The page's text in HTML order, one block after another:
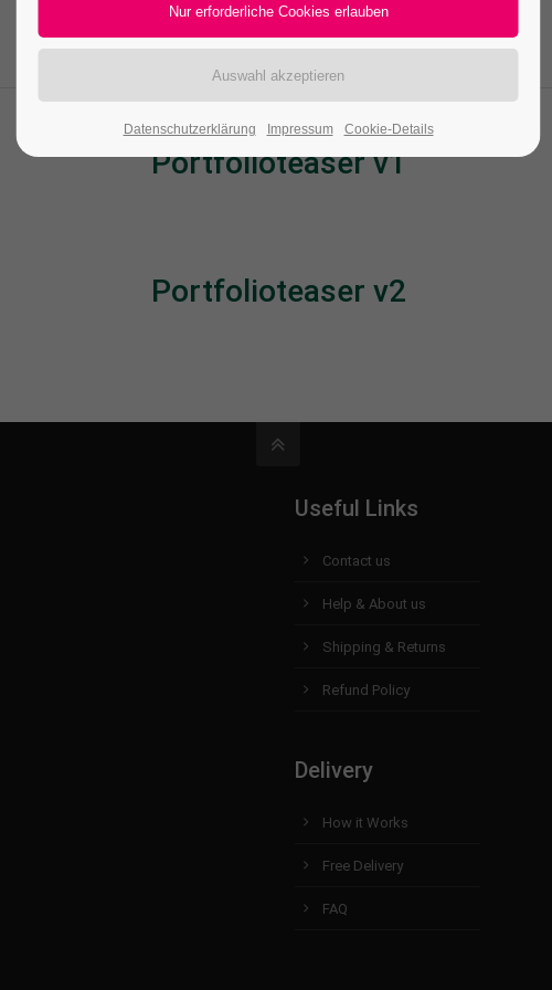
Portfolioteaser v1
Portfolioteaser v2
Useful Links
Contact us
Help & About us
Shipping & Returns
Refund Policy
Delivery
How it Works
Free Delivery
FAQ
Datenschutzerklärung Impressum Cookie-Details